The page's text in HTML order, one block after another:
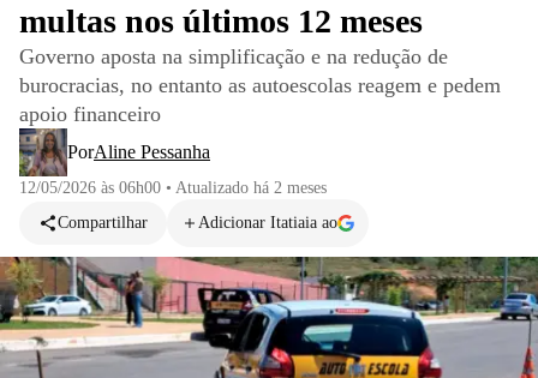
multas nos últimos 12 meses
Governo aposta na simplificação e na redução de
burocracias, no entanto as autoescolas reagem e pedem
apoio financeiro
PorAline Pessanha
12/05/2026 às 06h00 • Atualizado há 2 meses
Compartilhar
Adicionar Itatiaia ao